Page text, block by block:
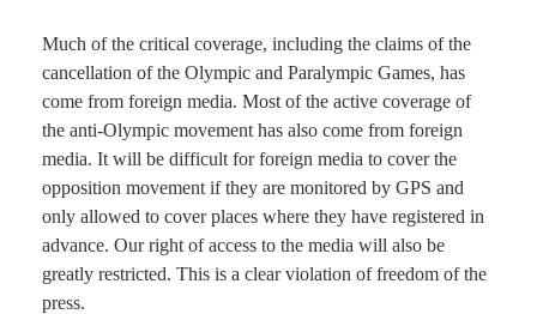
Much of the critical coverage, including the claims of the
cancellation of the Olympic and Paralympic Games, has
come from foreign media. Most of the active coverage of
the anti-Olympic movement has also come from foreign
media. It will be difficult for foreign media to cover the
opposition movement if they are monitored by GPS and
only allowed to cover places where they have registered in
advance. Our right of access to the media will also be
greatly restricted. This is a clear violation of freedom of the
press.